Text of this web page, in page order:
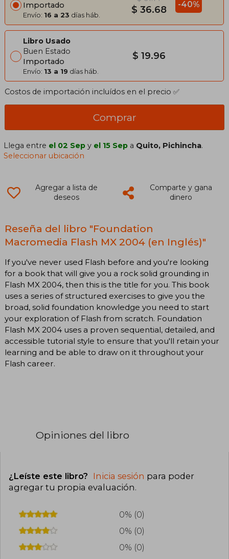
Importado
Envío: 16 a 23 días háb. $ 36.68 -40%
Libro Usado
Buen Estado
Importado
Envío: 13 a 19 días háb.
$ 19.96
Costos de importación incluídos en el precio ✅
Comprar
Llega entre el 02 Sep y el 15 Sep a Quito, Pichincha.
Seleccionar ubicación
Agregar a lista de
deseos
Comparte y gana
dinero
Reseña del libro "Foundation
Macromedia Flash MX 2004 (en Inglés)"
If you've never used Flash before and you're looking
for a book that will give you a rock solid grounding in
Flash MX 2004, then this is the title for you. This book
uses a series of structured exercises to give you the
broad, solid foundation knowledge you need to start
your exploration of Flash from scratch. Foundation
Flash MX 2004 uses a proven sequential, detailed, and
accessible tutorial style to ensure that you'll retain your
learning and be able to draw on it throughout your
Flash career.
Opiniones del libro
¿Leíste este libro? Inicia sesión para poder
agregar tu propia evaluación.
0% (0)
0% (0)
0% (0)